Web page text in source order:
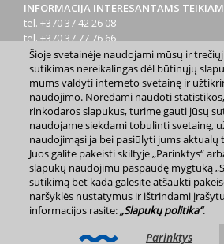
INFORMACIJA INTERESANTAMS
tel. +370 37 42 26 08
tel. +370 37 77 76 66
tel. +370 660 07000
el. p.info@kaunas.lt
2023 m. Kauno miesto savivaldybė.
www.kaunas.lt skelbiamą informaciją be
Svetainės žemėlapis »
Šioje svetainėje naudojami mūsų ir
sutikimas nereikalingas dėl būtinųjų
mums valdyti interneto svetainę ir
naudojimo. Norėdami naudoti
rinkodaros slapukus, turime gauti jūsų
naudojame siekdami tobulinti svetainę,
naudojimąsi ja bei pasiūlyti jums aktualų
Juos galite pakeisti skiltyje „Parinktys“
slapukų naudojimu paspaudę mygtuką
sutikimą bet kada galėsite atšaukti
naršyklės nustatymus ir ištrindami
informacijos rasite:„Slapukų politika“.
Parinktys